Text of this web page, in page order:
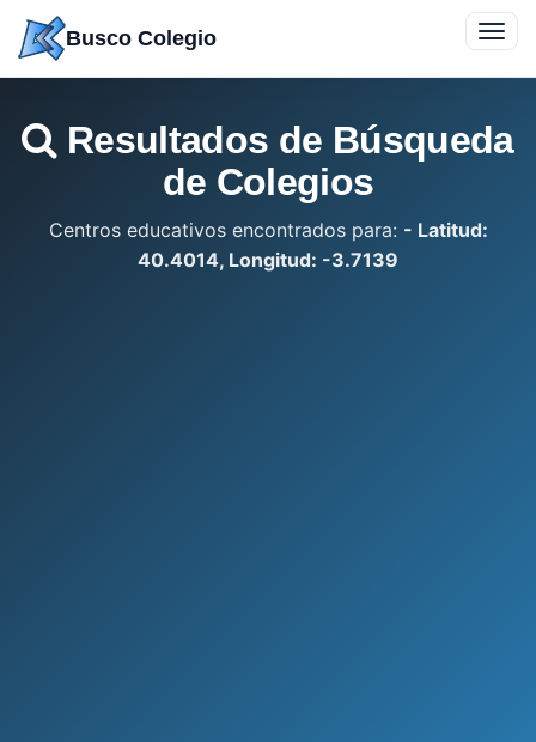
contenido
Busco Colegio
Resultados de Búsqueda
de Colegios
Centros educativos encontrados para: - Latitud:
40.4014, Longitud: -3.7139